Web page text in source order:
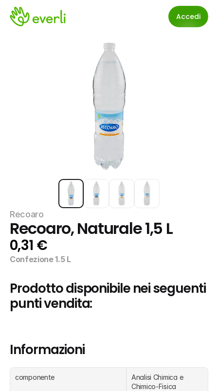
Accedi
Recoaro
Recoaro, Naturale 1,5 L
0,31 €
Confezione 1.5 L
Prodotto disponibile nei seguenti
punti vendita:
Informazioni
componente
Analisi Chimica e
Chimico-Fisica